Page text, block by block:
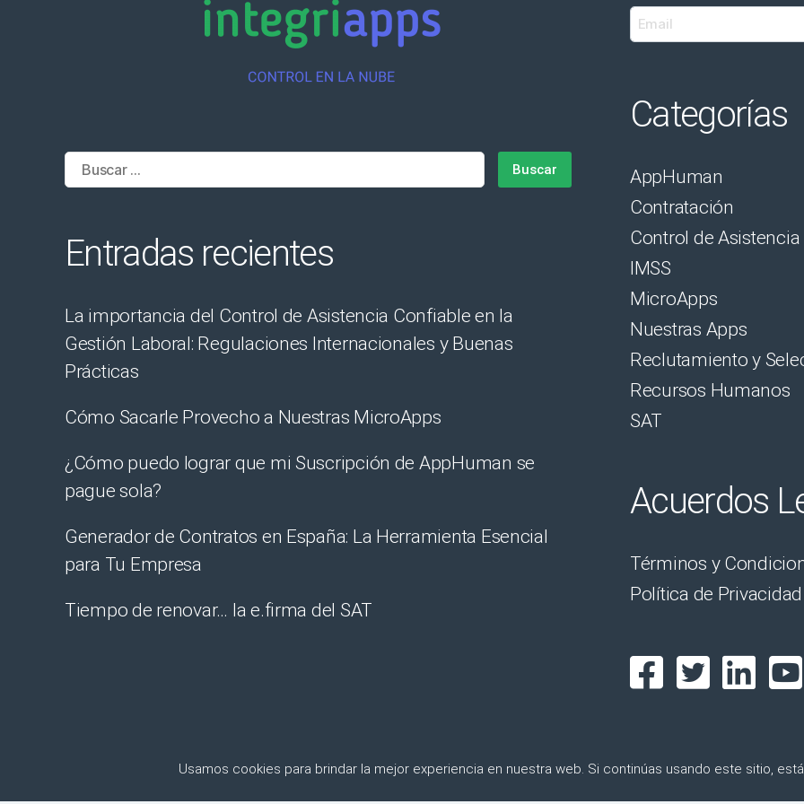
Buscar:
Entradas recientes
La importancia del Control de Asistencia Confiable en la
Gestión Laboral: Regulaciones Internacionales y Buenas
Prácticas
Cómo Sacarle Provecho a Nuestras MicroApps
¿Cómo puedo lograr que mi Suscripción de AppHuman se
pague sola?
Generador de Contratos en España: La Herramienta Esencial
para Tu Empresa
Tiempo de renovar… la e.firma del SAT
Categorías
AppHuman
Contratación
Control de Asistencia
IMSS
MicroApps
Nuestras Apps
Reclutamiento y
Recursos Humanos
SAT
Acuerdos
Términos y
Política de Privacidad
Usamos cookies para brindar la mejor experiencia en nuestra web. Si continúas usando este sitio,